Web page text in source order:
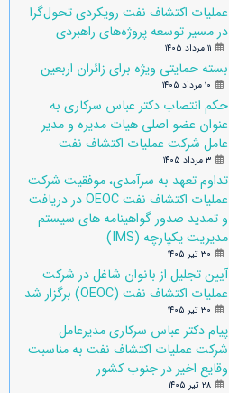
عملیات اکتشاف نفت رویکردی تحول‌گرا
در مسیر توسعه پروژه‌های راهبردی
۱۱ مرداد ۱۴۰۵
بسته حمایتی ویژه برای زائران اربعین
۱۰ مرداد ۱۴۰۵
حکم انتصاب دکتر عباس سرکاری به
عنوان عضو اصلی هیات مدیره و مدیر
عامل شرکت عملیات اکتشاف نفت
۳ مرداد ۱۴۰۵
تداوم تعهد به سرآمدی، موفقیت شرکت
عملیات اکتشاف نفت OEOC در دریافت
و تمدید صدور گواهینامه های سیستم
مدیریت یکپارچه (IMS)
۳۰ تیر ۱۴۰۵
آیین تجلیل از بانوان شاغل در شرکت
عملیات اکتشاف نفت (OEOC) برگزار شد
۳۰ تیر ۱۴۰۵
پیام دکتر عباس سرکاری مدیرعامل
شرکت عملیات اکتشاف نفت به مناسبت
وقایع اخیر در جنوب کشور
۲۸ تیر ۱۴۰۵